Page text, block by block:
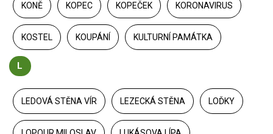
KONĚ KOPEC KOPEČEK KORONAVIRUS
KOSTEL KOUPÁNÍ KULTURNÍ PAMÁTKA
L
LEDOVÁ STĚNA VÍR LEZECKÁ STĚNA LOĎKY